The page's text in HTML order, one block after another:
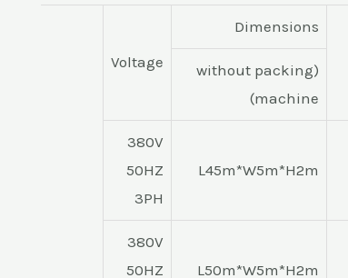
Dimensions
Voltage
(without packing
machine)
L45m*W5m*H2m
380V
50HZ
3PH
L50m*W5m*H2m
380V
50HZ